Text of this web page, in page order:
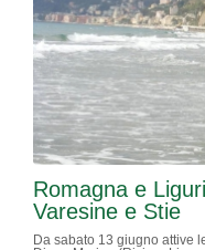
Romagna e
Varesine e Stie
Da sabato 13 giugno attive